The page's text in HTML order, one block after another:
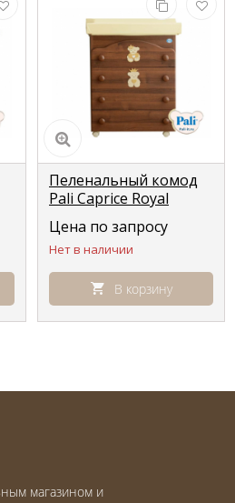
Пеленальный комод
Pali Caprice Royal
(Каприз Роял)
классический орех
Цена по запросу
Нет в наличии
В корзину
магазином и